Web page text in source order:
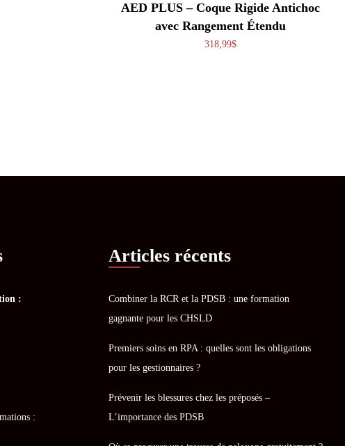
AED PLUS – Coque Rigide Antichoc
avec Rangement Étendu
318,99$
:
:
Articles récents
Combiner la RCR et la PDSB : une formation
gagnante pour les CHSLD
Premiers soins en RPA : quelles sont les obligations
pour les gestionnaires ?
Prévenir les blessures chez les préposés –
L’importance des PDSB